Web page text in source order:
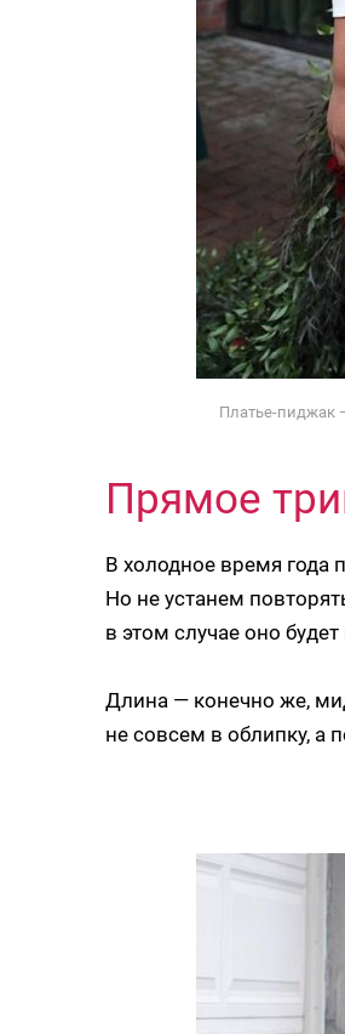
Платье-пиджак
Прямое
В холодное время года
Но не устанем
в этом случае оно
Длина — конечно же,
не совсем в облипку, а